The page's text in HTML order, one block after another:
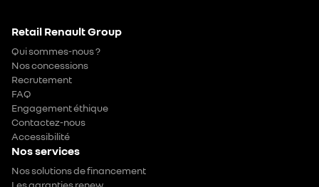
Retail Renault Group
Qui sommes-nous ?
Nos concessions
Recrutement
FAQ
Engagement éthique
Contactez-nous
Accessibilité
Nos services
Nos solutions de financement
Les garanties renew